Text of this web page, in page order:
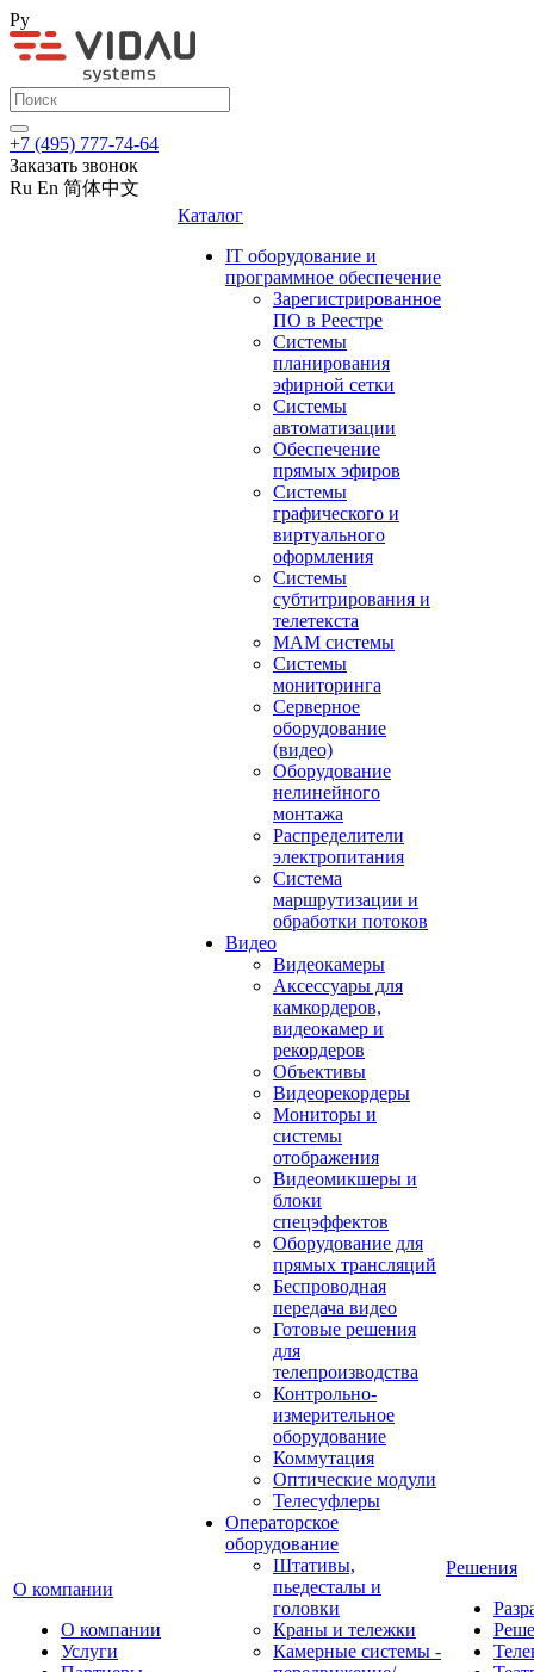
Ру
+7 (495) 777-74-64
Заказать звонок
Ru En 简体中文
О компании
О компании
Услуги
Каталог
IT оборудование и
программное обеспечение
Зарегистрированное
ПО в Реестре
Системы
планирования
эфирной сетки
Системы
автоматизации
Обеспечение
прямых эфиров
Системы
графического и
виртуального
оформления
Системы
субтитрирования и
телетекста
MAM системы
Системы
мониторинга
Серверное
оборудование
(видео)
Оборудование
нелинейного
монтажа
Распределители
электропитания
Система
маршрутизации и
обработки потоков
Видео
Видеокамеры
Аксессуары для
камкордеров,
видеокамер и
рекордеров
Объективы
Видеорекордеры
Мониторы и
системы
отображения
Видеомикшеры и
блоки
спецэффектов
Оборудование для
прямых трансляций
Беспроводная
передача видео
Готовые решения
для
телепроизводства
Контрольно-
измерительное
оборудование
Коммутация
Оптические модули
Телесуфлеры
Операторское
оборудование
Штативы,
пьедесталы и
головки
Краны и тележки
Камерные системы -
Решения